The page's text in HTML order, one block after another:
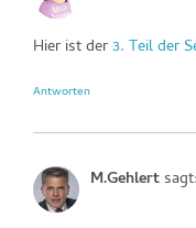
Hier ist der3. Teil der
Antworten
M.Gehlertsagt: